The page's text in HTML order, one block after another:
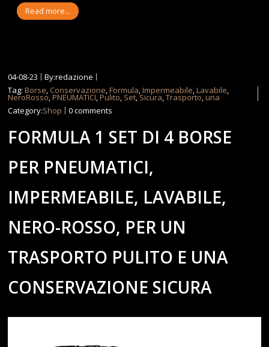
Read more...
04-08-23
By:redazione
Tag:Borse, Conservazione,Formula,Impermeabile,Lavabile,
NeroRosso,PNEUMATICI,Pulito, Set,Sicura,Trasporto,una
Category:Shop 0 comments
FORMULA 1 SET DI 4 BORSE
PER PNEUMATICI,
IMPERMEABILE, LAVABILE,
NERO-ROSSO, PER UN
TRASPORTO PULITO E UNA
CONSERVAZIONE SICURA